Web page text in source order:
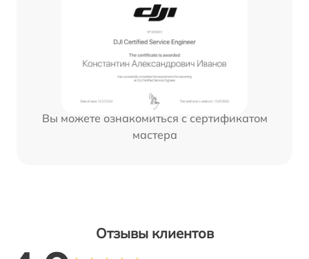
Вы можете ознакомиться с сертификатом
мастера
Отзывы клиентов